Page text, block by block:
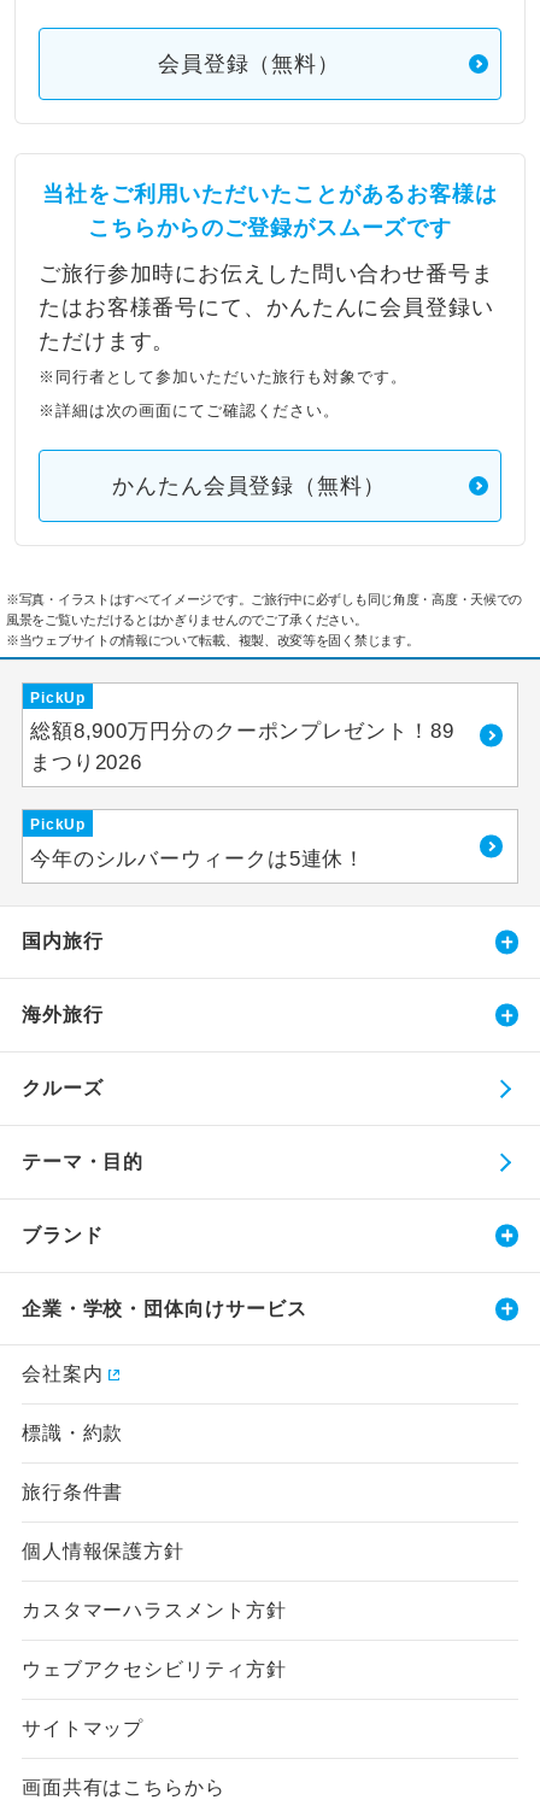
会員登録（無料）
当社をご利用いただいたことがあるお客様は
こちらからのご登録がスムーズです
ご旅行参加時にお伝えした問い合わせ番号ま
たはお客様番号にて、かんたんに会員登録い
ただけます。
※同行者として参加いただいた旅行も対象です。
※詳細は次の画面にてご確認ください。
かんたん会員登録（無料）
※写真・イラストはすべてイメージです。ご旅行中に必ずしも同じ角度・高度・天候での
風景をご覧いただけるとはかぎりませんのでご了承ください。
※当ウェブサイトの情報について転載、複製、改変等を固く禁じます。
PickUp
総額8,900万円分のクーポンプレゼント！89
まつり2026
PickUp
今年のシルバーウィークは5連休！
国内旅行
海外旅行
クルーズ
テーマ・目的
ブランド
企業・学校・団体向けサービス
会社案内
標識・約款
旅行条件書
個人情報保護方針
カスタマーハラスメント方針
ウェブアクセシビリティ方針
サイトマップ
画面共有はこちらから